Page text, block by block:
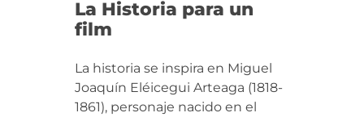
La Historia para un
film
La historia se inspira en Miguel
Joaquín Eléicegui Arteaga (1818-
1861), personaje nacido en el